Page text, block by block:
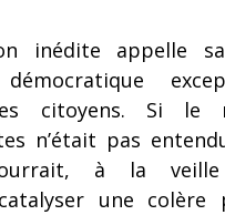
inédite appelle
citoyens. Si le
n’était pas
à la
une colère